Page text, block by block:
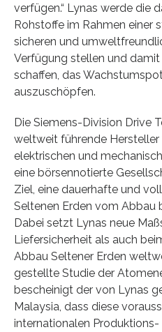
verfügen.“ Lynas werde die
Rohstoffe im Rahmen einer
sicheren und
Verfügung stellen und
schaffen, das
auszuschöpfen.
Die Siemens-Division Drive
weltweit führende
elektrischen und
eine börsennotierte
Ziel, eine dauerhafte und
Seltenen Erden vom Abbau
Dabei setzt Lynas neue
Liefersicherheit als auch
Abbau Seltener Erden
gestellte Studie der
bescheinigt der von Lynas
Malaysia, dass diese
internationalen